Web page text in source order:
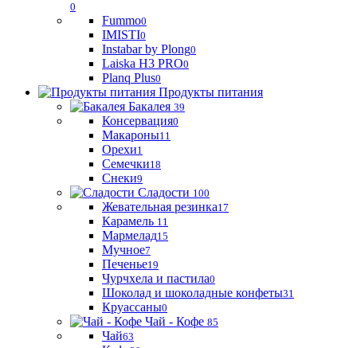
0
Fummo0
IMISTI0
Instabar by Plong0
Laiska H3 PRO0
Planq Plus0
Продукты питания
Бакалея 39
Консервация0
Макароны11
Орехи1
Семечки18
Снеки9
Сладости 100
Жевательная резинка17
Карамель 11
Мармелад15
Мучное7
Печенье19
Чурчхела и пастила0
Шоколад и шоколадные конфеты31
Круассаны0
Чай - Кофе 85
Чай63